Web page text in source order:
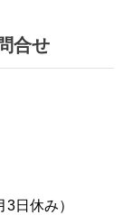
合せ
日休み）